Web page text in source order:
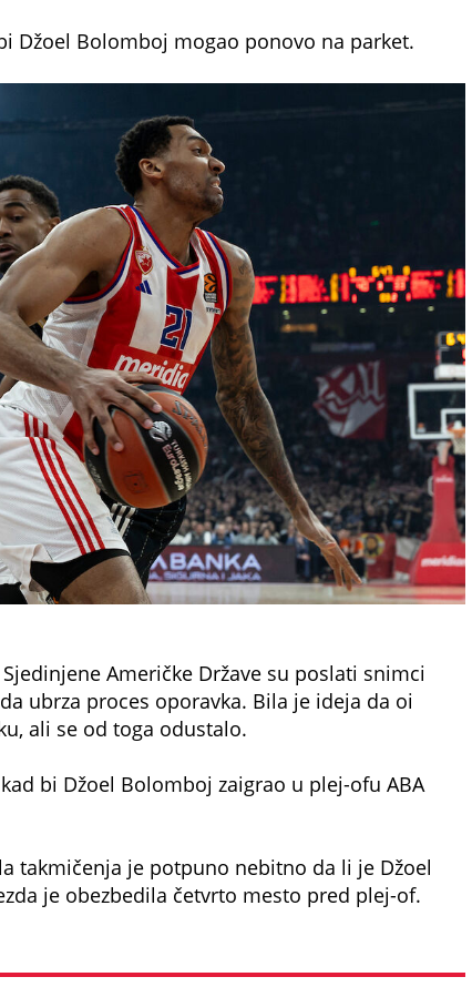
Džoel Bolomboj mogao ponovo na parket.
Sjedinjene Američke Države su poslati snimci
ubrza proces oporavka. Bila je ideja da oi
ali se od toga odustalo.
bi Džoel Bolomboj zaigrao u plej-ofu ABA
takmičenja je potpuno nebitno da li je Džoel
je obezbedila četvrto mesto pred plej-of.